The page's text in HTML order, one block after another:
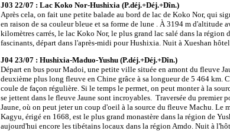
J03 22/07 : Lac Koko Nor-Hushixia (P.déj.+Déj.+Dîn.)
Après cela, on fait une petite balade au bord de lac de Koko Nor, qui
en raison de sa couleur bleue et sa forme de lune . À 3194 m d'altitude
kilomètres carrés, le lac Koko Nor, le plus grand lac salé dans la région
fascinants, départ dans l'après-midi pour Hushixia. Nuit à Xueshan
J04 23/07 : Hushixia-Maduo-Yushu (P.déj.+Déj.+Dîn.)
Départ en bus pour Madoi, une petite ville située en amont du fleuve
deuxième plus long fleuve en Chine grâce à sa longueur de 5 464 km.
coule de façon régulière. Si le temps le permet, on peut monter à la
se jettent dans le fleuve Jaune sont incroyables. Traversée du premier
Jaune, où on peut jeter un coup d'oeil à la source du fleuve Machu. Le
Kagyu, érigé en 1668, est le plus grand monastère dans la région de
aujourd'hui encore les tibétains locaux dans la région Amdo. Nuit à